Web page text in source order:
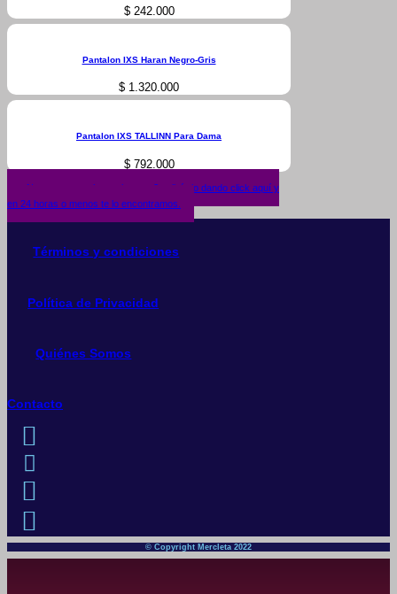
$242.000
Pantalon IXS Haran Negro-Gris
$ 1.320.000
Pantalon IXS TALLINN Para Dama
$792.000
¿No encuentras lo que buscas? solicítalo dando click aquí y
en 24 horas o menos te lo encontramos.
Términos y condiciones
Política de Privacidad
Quiénes Somos
Contacto
© Copyright Mercleta 2022